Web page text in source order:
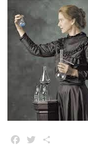
FacebookTwitter